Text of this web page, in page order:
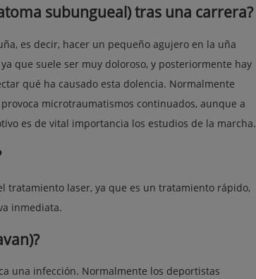
subungueal) tras una carrera?
es decir, hacer un pequeño agujero en la uña
que suele ser muy doloroso, y posteriormente hay
qué ha causado esta dolencia. Normalmente
microtraumatismos continuados, aunque a
es de vital importancia los estudios de la marcha.
tratamiento laser, ya que es un tratamiento rápido,
inmediata.
una infección. Normalmente los deportistas